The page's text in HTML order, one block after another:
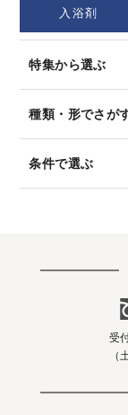
入浴剤
特集から選ぶ
種類・形でさが
条件で選ぶ
受
（